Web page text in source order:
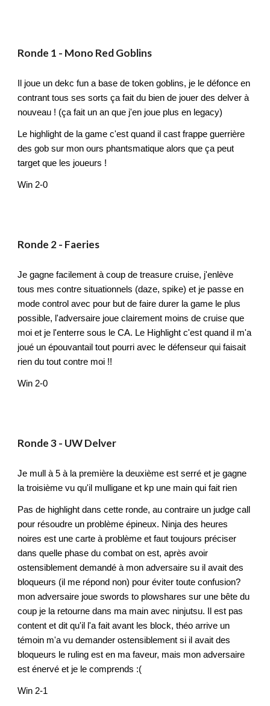
Ronde 1 - Mono Red Goblins
Il joue un dekc fun a base de token goblins, je le défonce en
contrant tous ses sorts ça fait du bien de jouer des delver à
nouveau ! (ça fait un an que j'en joue plus en legacy)
Le highlight de la game c'est quand il cast frappe guerrière
des gob sur mon ours phantsmatique alors que ça peut
target que les joueurs !
Win 2-0
Ronde 2- Faeries
Je gagne facilement à coup de treasure cruise, j'enlève
tous mes contre situationnels (daze, spike) et je passe en
mode control avec pour but de faire durer la game le plus
possible, l'adversaire joue clairement moins de cruise que
moi et je l'enterre sous le CA. Le Highlight c'est quand il m'a
joué un épouvantail tout pourri avec le défenseur qui faisait
rien du tout contre moi !!
Win 2-0
Ronde3- UW Delver
Je mull à 5 à la première la deuxième est serré et je gagne
la troisième vu qu'il mulligane et kp une main qui fait rien
Pas de highlight dans cette ronde, au contraire un judge call
pour résoudre un problème épineux. Ninja des heures
noires est une carte à problème et faut toujours préciser
dans quelle phase du combat on est, après avoir
ostensiblement demandé à mon adversaire su il avait des
bloqueurs (il me répond non) pour éviter toute confusion?
mon adversaire joue swords to plowshares sur une bête du
coup je la retourne dans ma main avec ninjutsu. Il est pas
content et dit qu'il l'a fait avant les block, théo arrive un
témoin m'a vu demander ostensiblement si il avait des
bloqueurs le ruling est en ma faveur, mais mon adversaire
est énervé et je le comprends :(
Win 2-1